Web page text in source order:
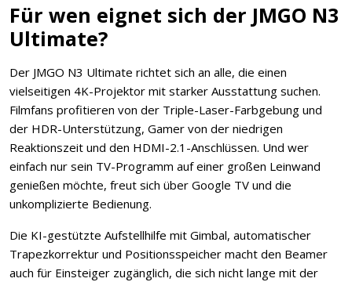
Für wen eignet sich der JMGO N3
Ultimate?
Der JMGO N3 Ultimate richtet sich an alle, die einen
vielseitigen 4K-Projektor mit starker Ausstattung suchen.
Filmfans profitieren von der Triple-Laser-Farbgebung und
der HDR-Unterstützung, Gamer von der niedrigen
Reaktionszeit und den HDMI-2.1-Anschlüssen. Und wer
einfach nur sein TV-Programm auf einer großen Leinwand
genießen möchte, freut sich über Google TV und die
unkomplizierte Bedienung.
Die KI-gestützte Aufstellhilfe mit Gimbal, automatischer
Trapezkorrektur und Positionsspeicher macht den Beamer
auch für Einsteiger zugänglich, die sich nicht lange mit der